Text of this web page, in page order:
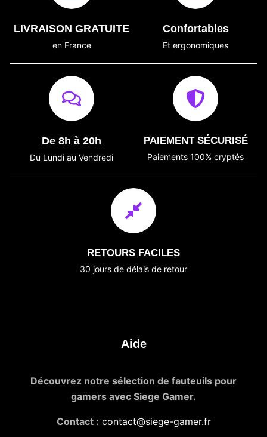
LIVRAISON GRATUITE
en France
Confortables
Et ergonomiques
De 8h à 20h
Du Lundi au Vendredi
PAIEMENT SÉCURISÉ
Paiements 100% cryptés
RETOURS FACILES
30 jours de délais de retour
Aide
Découvrez notre sélection de fauteuils pour
gamers avec Siege Gamer.
Contact : contact@siege-gamer.fr